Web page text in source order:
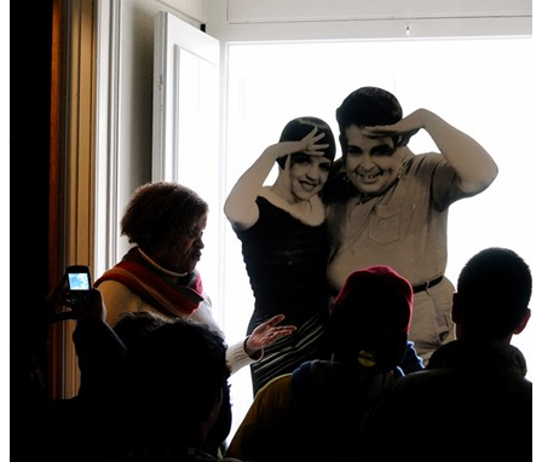
Plus Code:QRFM+W7 Lisbon
Estr. do Lumiar 10, 1600-495 Lisboa
Autocarro: 703
Metro: Lumiar (linha amarela)
Ver direções
Terça-feira a domingo: 10h00 - 18h00 (última entrada às
17h30)
Encerrado: segunda-feira, 01 de janeiro, Domingo de Páscoa,
01 de maio, 13 de junho, 24 e 25 de dezembro
Bilhética online
adquira aqui